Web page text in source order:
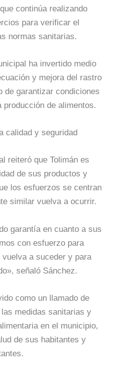
continúa realizando
para verificar el
normas sanitarias.
ha invertido medio
y mejora del rastro
de garantizar condiciones
de alimentos.
calidad y seguridad
reiteró que Tolimán es
de sus productos y
los esfuerzos se centran
similar vuelva a ocurrir.
garantía en cuanto a sus
con esfuerzo para
a suceder y para
señaló Sánchez.
como un llamado de
medidas sanitarias y
en el municipio,
de sus habitantes y